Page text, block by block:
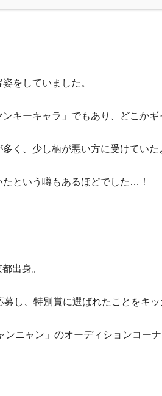
をしていました。
キーキャラ」でもあり、どこかギ
く、少し柄が悪い方に受けていた
という噂もあるほどでした…！
出身。
し、特別賞に選ばれたことをキッ
ニャン」のオーディションコー